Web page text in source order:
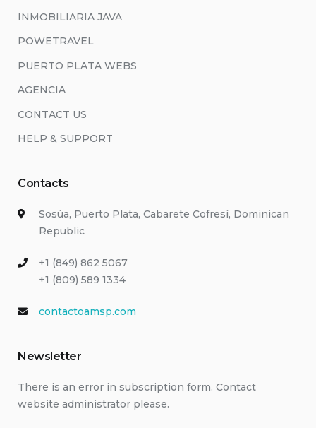
INMOBILIARIA JAVA
POWETRAVEL
PUERTO PLATA WEBS
AGENCIA
CONTACT US
HELP & SUPPORT
Contacts
Sosúa, Puerto Plata, Cabarete Cofresí, Dominican
Republic
+1 (849) 862 5067
+1 (809) 589 1334
contactoamsp.com
Newsletter
There is an error in subscription form. Contact
website administrator please.